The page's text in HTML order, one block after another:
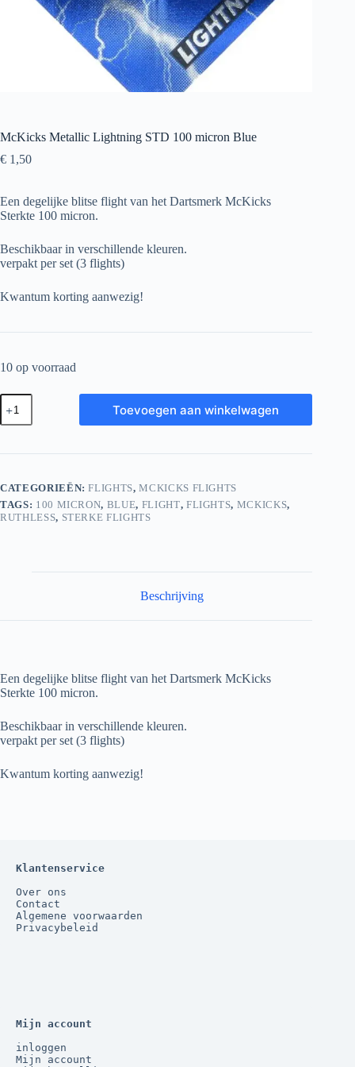
McKicks Metallic Lightning STD 100 micron Blue
€ 1,50
Een degelijke blitse flight van het Dartsmerk McKicks
Sterkte 100 micron.
Beschikbaar in verschillende kleuren.
verpakt per set (3 flights)
Kwantum korting aanwezig!
10 op voorraad
McKicks
Metallic
Lightning
100
aantal
Toevoegen aan winkelwagen
CATEGORIEËN:FLIGHTS,MCKICKS FLIGHTS
TAGS: 100 MICRON, BLUE, FLIGHT, FLIGHTS, MCKICKS,
RUTHLESS, STERKE FLIGHTS
Beschrijving
Een degelijke blitse flight van het Dartsmerk McKicks
Sterkte 100 micron.
Beschikbaar in verschillende kleuren.
verpakt per set (3 flights)
Kwantum korting aanwezig!
Klantenservice
Over ons
Contact
Algemene voorwaarden
Privacybeleid
Mijn account
inloggen
Mijn account